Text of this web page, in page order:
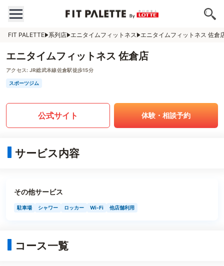
FIT PALETTE 系列店 エニタイムフィットネス エニタイムフィットネス 佐倉
エニタイムフィットネス 佐倉店
アクセス: JR総武本線佐倉駅徒歩15分
スポーツジム
公式サイト 体験・相談予約
サービス内容
その他サービス
駐車場 シャワー ロッカー Wi-Fi 他店舗利用
コース一覧